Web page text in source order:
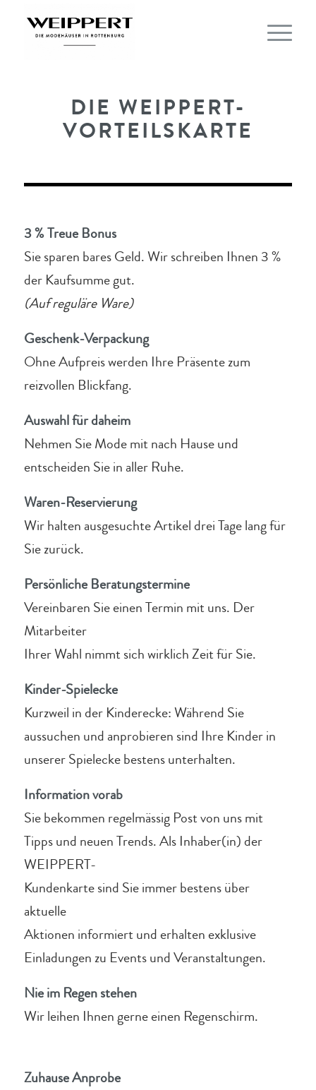
DIE WEIPPERT-
VORTEILSKARTE
3 % Treue Bonus
Sie sparen bares Geld. Wir schreiben Ihnen 3 %
der Kaufsumme gut.
(Auf reguläre Ware)
Geschenk-Verpackung
Ohne Aufpreis werden Ihre Präsente zum
reizvollen Blickfang.
Auswahl für daheim
Nehmen Sie Mode mit nach Hause und
entscheiden Sie in aller Ruhe.
Waren-Reservierung
Wir halten ausgesuchte Artikel drei Tage lang für
Sie zurück.
Persönliche Beratungstermine
Vereinbaren Sie einen Termin mit uns. Der
Mitarbeiter
Ihrer Wahl nimmt sich wirklich Zeit für Sie.
Kinder-Spielecke
Kurzweil in der Kinderecke: Während Sie
aussuchen und anprobieren sind Ihre Kinder in
unserer Spielecke bestens unterhalten.
Information vorab
Sie bekommen regelmässig Post von uns mit
Tipps und neuen Trends. Als Inhaber(in) der
WEIPPERT-
Kundenkarte sind Sie immer bestens über
aktuelle
Aktionen informiert und erhalten exklusive
Einladungen zu Events und Veranstaltungen.
Nie im Regen stehen
Wir leihen Ihnen gerne einen Regenschirm.
Zuhause Anprobe